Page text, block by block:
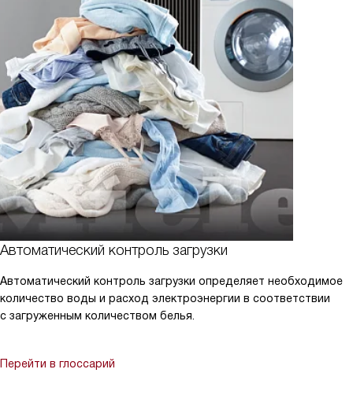
Автоматический контроль загрузки
Автоматический контроль загрузки определяет необходимое
количество воды и расход электроэнергии в соответствии
с загруженным количеством белья.
Перейти в глоссарий